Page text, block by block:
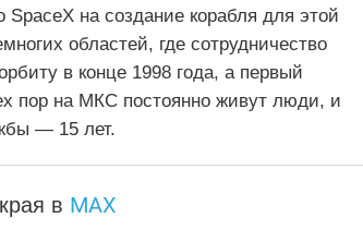
SpaceX на создание корабля для этой
областей, где сотрудничество
в конце 1998 года, а первый
пор на МКС постоянно живут люди, и
— 15 лет.
в MAX